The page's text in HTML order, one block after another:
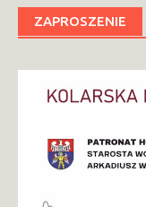
ZAPROSZENIE